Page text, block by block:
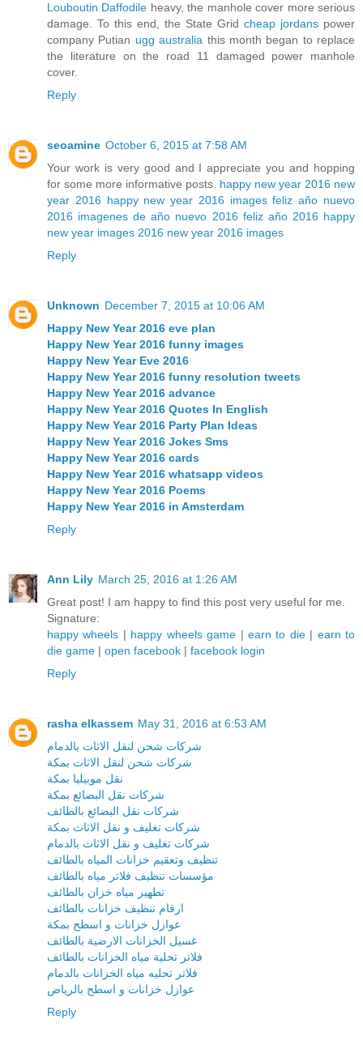
Louboutin Daffodile heavy, the manhole cover more serious
damage. To this end, the State Grid cheap jordans power
company Putian ugg australia this month began to replace
the literature on the road 11 damaged power manhole
cover.
Reply
seoamine October 6, 2015 at 7:58 AM
Your work is very good and I appreciate you and hopping
for some more informative posts. happy new year 2016 new
year 2016 happy new year 2016 images feliz año nuevo
2016 imagenes de año nuevo 2016 feliz año 2016 happy
new year images 2016 new year 2016 images
Reply
Unknown December 7, 2015 at 10:06 AM
Happy New Year 2016 eve plan
Happy New Year 2016 funny images
Happy New Year Eve 2016
Happy New Year 2016 funny resolution tweets
Happy New Year 2016 advance
Happy New Year 2016 Quotes In English
Happy New Year 2016 Party Plan Ideas
Happy New Year 2016 Jokes Sms
Happy New Year 2016 cards
Happy New Year 2016 whatsapp videos
Happy New Year 2016 Poems
Happy New Year 2016 in Amsterdam
Reply
Ann Lily March 25, 2016 at 1:26 AM
Great post! I am happy to find this post very useful for me.
Signature:
happy wheels | happy wheels game | earn to die | earn to
die game | open facebook | facebook login
Reply
rasha elkassem May 31, 2016 at 6:53 AM
شركات شحن لنقل الاثات بالدمام
شركات شحن لنقل الاثات بمكة
نقل موبيليا بمكة
شركات نقل البضائع بمكة
شركات نقل البضائع بالطائف
شركات تغليف و نقل الاثاث بمكة
شركات تغليف و نقل الاثاث بالدمام
تنظيف وتعقيم خزانات المياه بالطائف
مؤسسات تنظيف فلاتر مياه بالطائف
تطهير مياه خزان بالطائف
ارقام تنظيف خزانات بالطائف
عوازل خزانات و اسطح بمكة
غسيل الخزانات الارضية بالطائف
فلاتر تحلية مياه الخزانات بالطائف
فلاتر تحليه مياه الخزانات بالدمام
عوازل خزانات و اسطح بالرياض
Reply